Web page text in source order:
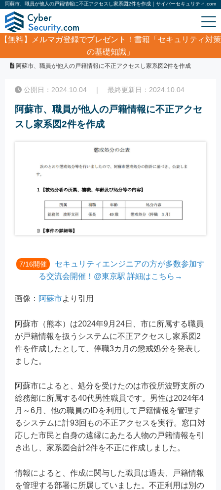
阿蘇市、職員が他人の戸籍情報に不正アクセスし家系図2件を作成｜サイバーセキュリティ.com
【無料】
メルマガ登録でプレゼント！書籍「セキュリティ対策
の基礎知識」
サイバーセキュリティ・情報漏洩ニュース
阿蘇市、職員が他人の戸籍情報に不正アクセスし家系図2件を作成
公開日：2024.10.04 ｜ 最終更新日：2024.10.04
阿蘇市、職員が他人の戸籍情報に不正アクセ
スし家系図2件を作成
7/16開催
セキュリティエンジニアの方が多数参加す
る交流会開催！@東京駅 詳細はこちら→
画像： 阿蘇市より引用
阿蘇市（熊本）は2024年9月24日、市に所属する職員
が戸籍情報を扱うシステムに不正アクセスし家系図2
件を作成したとして、停職3カ月の懲戒処分を発表し
ました。
阿蘇市によると、処分を受けたのは市役所波野支所の
総務部に所属する40代男性職員です。男性は2024年4
月～6月、他の職員のIDを利用して戸籍情報を管理す
るシステムに計93回もの不正アクセスを実行。窓口対
応した市民と自身の遠縁にあたる人物の戸籍情報を引
き出し、家系図合計2件を不正に作成しました。
情報によると、作成に関与した職員は過去、戸籍情報
を管理する部署に所属していました。不正利用は別の